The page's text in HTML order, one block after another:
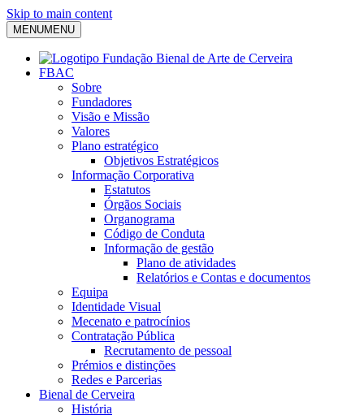
Skip to main content
MENUMENU
FBAC
Sobre
Fundadores
Visão e Missão
Valores
Plano estratégico
Objetivos Estratégicos
Informação Corporativa
Estatutos
Órgãos Sociais
Organograma
Código de Conduta
Informação de gestão
Plano de atividades
Relatórios e Contas e documentos
Equipa
Identidade Visual
Mecenato e patrocínios
Contratação Pública
Recrutamento de pessoal
Prémios e distinções
Redes e Parcerias
Bienal de Cerveira
História